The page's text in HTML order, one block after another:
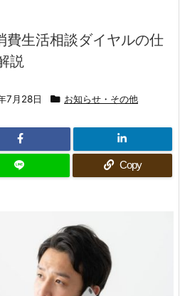
費生活相談ダイヤルの仕
説
7月28日 お知らせ・その他
Copy